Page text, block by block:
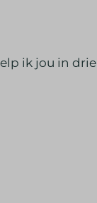
ik jou in